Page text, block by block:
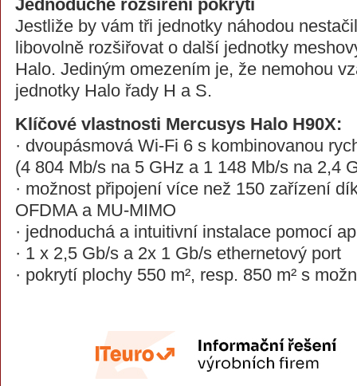
Jednoduché rozšíření pokrytí
Jestliže by vám tři jednotky náhodou
libovolně rozšiřovat o další jednotky
Halo. Jediným omezením je, že nemohou
jednotky Halo řady H a S.
Klíčové vlastnosti Mercusys Halo H90X:
· dvoupásmová Wi-Fi 6 s kombinovanou
(4 804 Mb/s na 5 GHz a 1 148 Mb/s na 2,4
· možnost připojení více než 150 zařízení
OFDMA a MU-MIMO
· jednoduchá a intuitivní instalace pomocí
· 1 x 2,5 Gb/s a 2x 1 Gb/s ethernetový port
· pokrytí plochy 550 m², resp. 850 m² s